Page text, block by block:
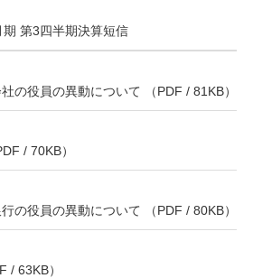
第3四半期決算短信
の役員の異動について （PDF / 81KB）
/ 70KB）
の役員の異動について （PDF / 80KB）
/ 63KB）